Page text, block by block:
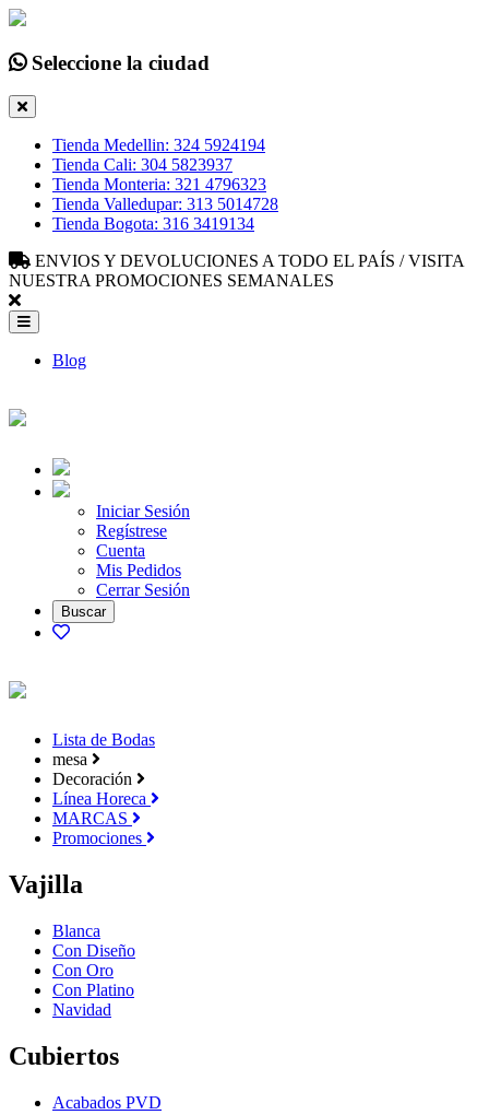
Seleccione la ciudad
Tienda Medellin: 324 5924194
Tienda Cali: 304 5823937
Tienda Monteria: 321 4796323
Tienda Valledupar: 313 5014728
Tienda Bogota: 316 3419134
ENVIOS Y DEVOLUCIONES A TODO EL PAÍS / VISITA
NUESTRA PROMOCIONES SEMANALES
Blog
Iniciar Sesión
Regístrese
Cuenta
Mis Pedidos
Cerrar Sesión
Lista de Bodas
mesa
Decoración
Línea Horeca
MARCAS
Promociones
Vajilla
Blanca
Con Diseño
Con Oro
Con Platino
Navidad
Cubiertos
Acabados PVD